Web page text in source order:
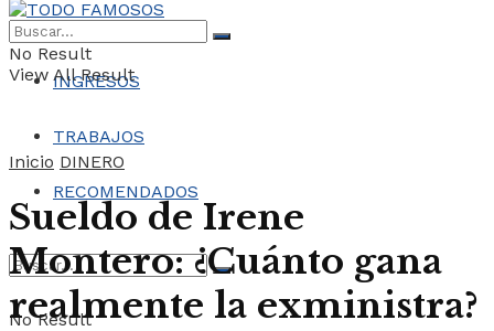
COCHES
INGRESOS
TRABAJOS
RECOMENDADOS
No Result
No Result
View All Result
Inicio DINERO
Sueldo de Irene
Montero: ¿Cuánto gana
realmente la exministra?